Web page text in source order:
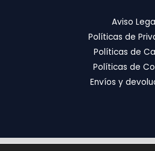
Aviso
Políticas de
Políticas de
Políticas de
Envíos y